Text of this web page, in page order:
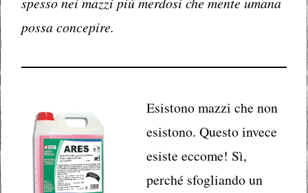
possa concepire.
Esistono mazzi che non
esistono. Questo invece
esiste eccome! Sì,
perché sfogliando un